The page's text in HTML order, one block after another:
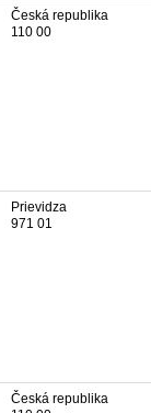
Česká republika
110 00
Prievidza
971 01
Česká republika